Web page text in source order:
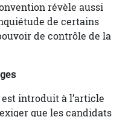
révèle aussi
de certains
de contrôle de la
introduit à l’article
que les candidats